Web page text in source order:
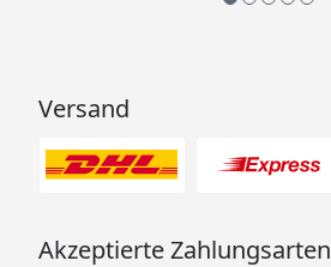
Versand
Akzeptierte Zahlungsarten